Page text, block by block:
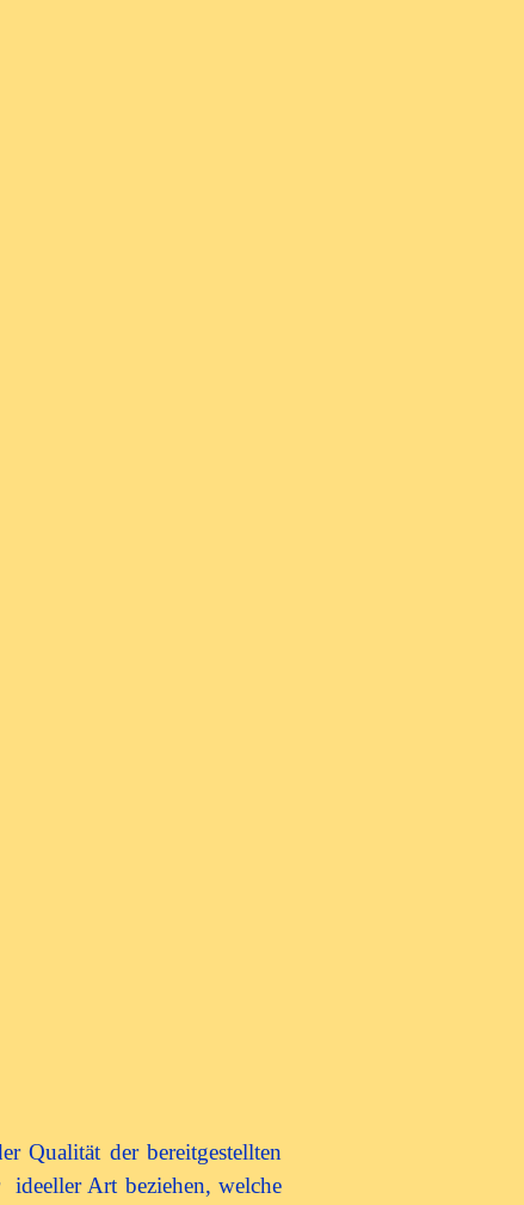
Qualität der bereitgestellten
ideeller Art beziehen, welche